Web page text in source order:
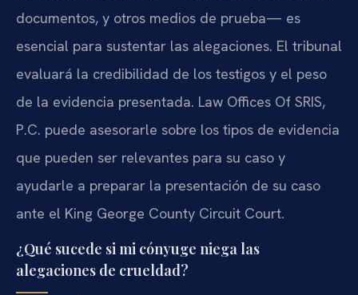
documentos, y otros medios de prueba— es
esencial para sustentar las alegaciones. El tribunal
evaluará la credibilidad de los testigos y el peso
de la evidencia presentada. Law Offices Of SRIS,
P.C. puede asesorarle sobre los tipos de evidencia
que pueden ser relevantes para su caso y
ayudarle a preparar la presentación de su caso
ante el King George County Circuit Court.
¿Qué sucede si mi cónyuge niega las
alegaciones de crueldad?